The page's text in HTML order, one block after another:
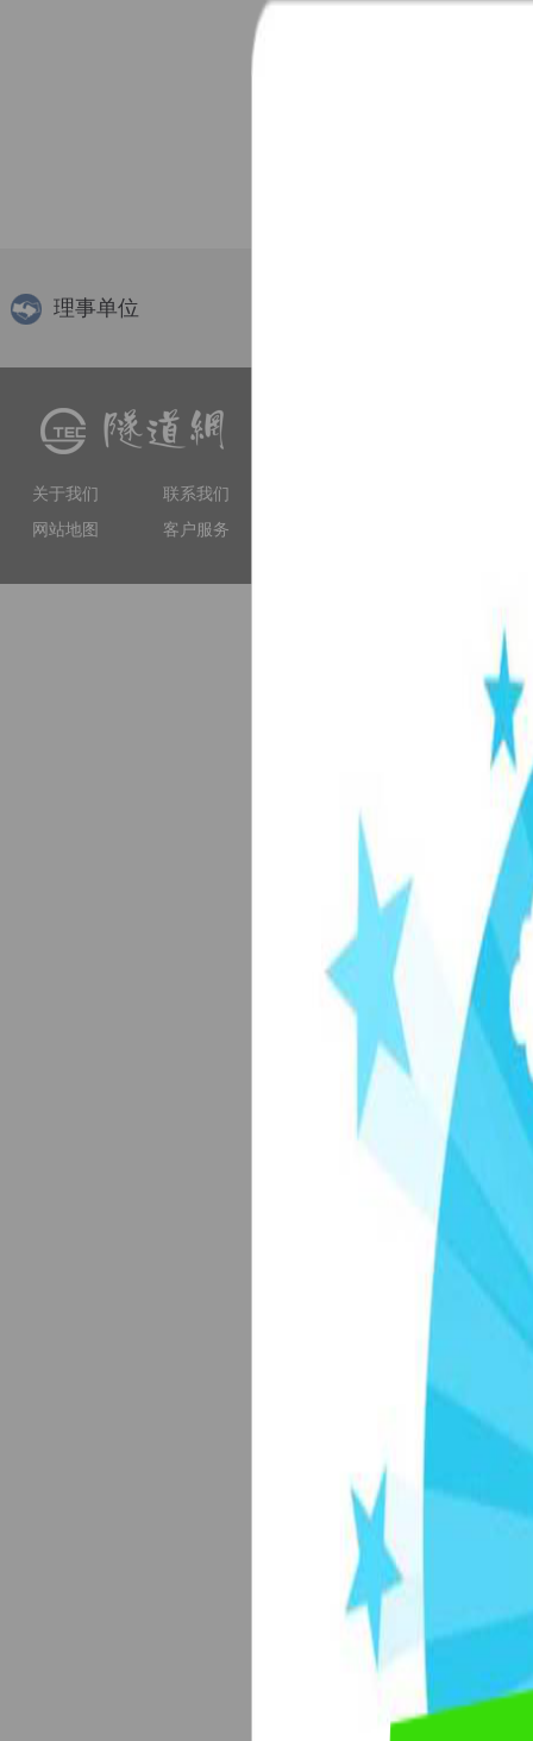
理事单位
关于我们
联系我们
网站地图
客户服务
备案序号：